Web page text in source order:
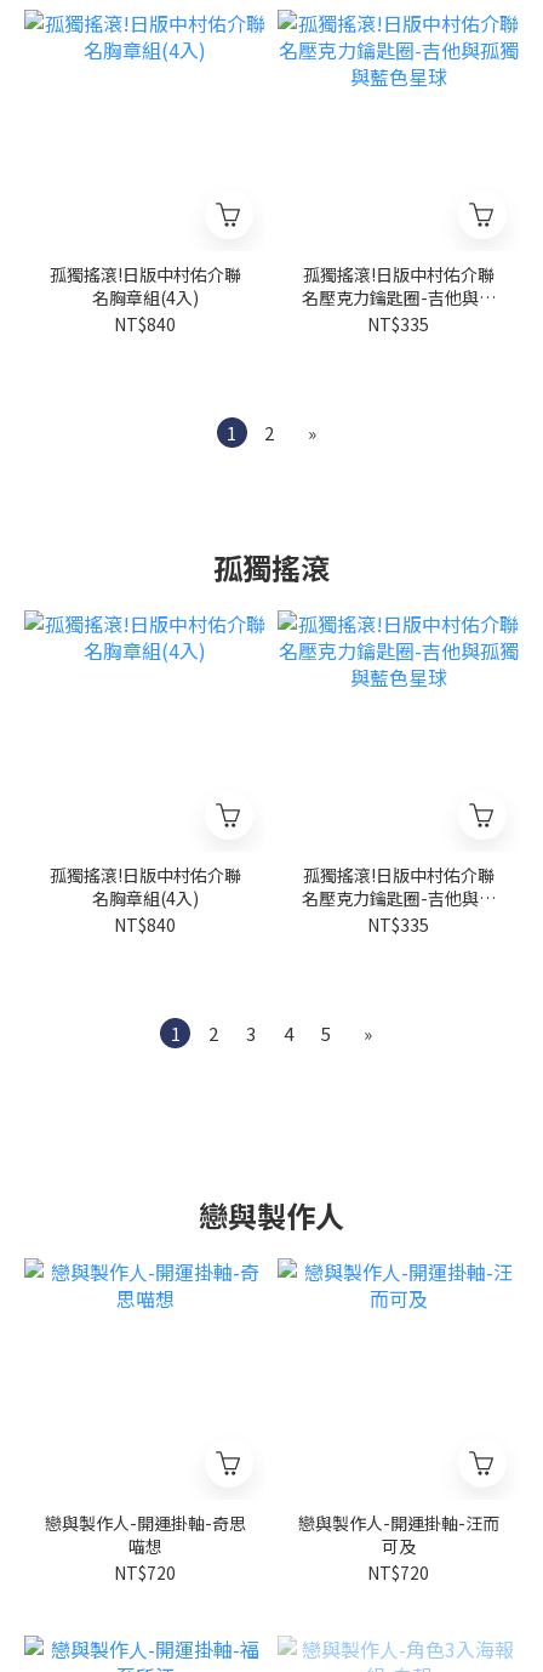
孤獨搖滾!日版中村佑介聯
名胸章組(4入)
NT$840
孤獨搖滾!日版中村佑介聯
名壓克力鑰匙圈-吉他與孤
獨與藍色星球
NT$335
1 2 »
孤獨搖滾
孤獨搖滾!日版中村佑介聯
名胸章組(4入)
NT$840
孤獨搖滾!日版中村佑介聯
名壓克力鑰匙圈-吉他與孤
獨與藍色星球
NT$335
1 2 3 4 5 »
戀與製作人
戀與製作人-開運掛軸-奇思
喵想
NT$720
戀與製作人-開運掛軸-汪而
可及
NT$720